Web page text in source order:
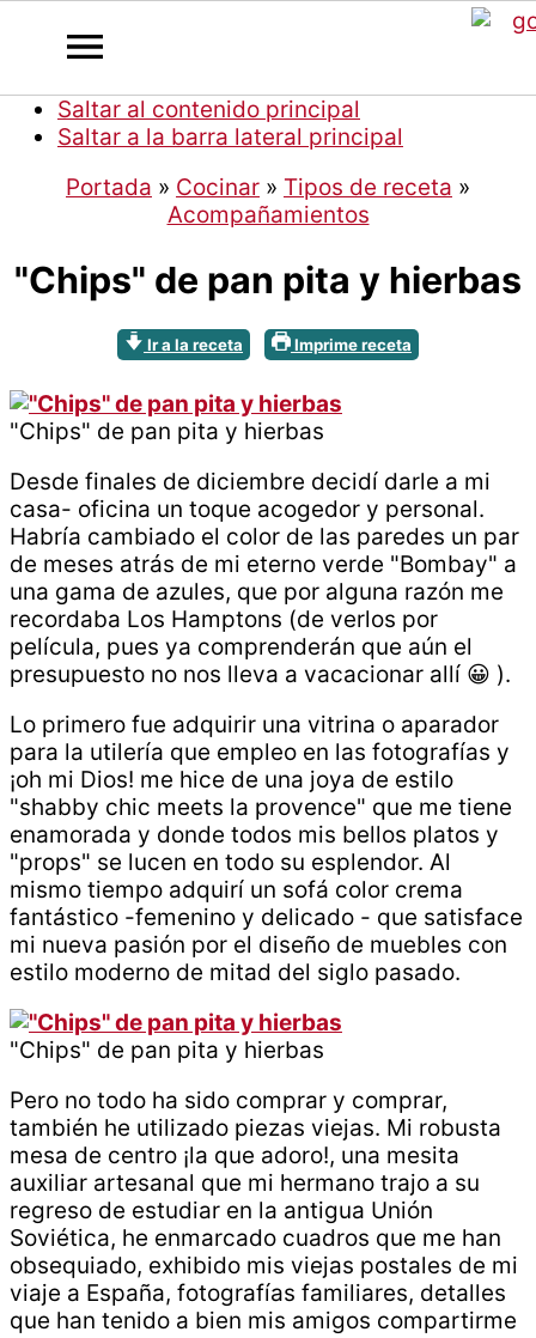
Saltar al contenido principal
Saltar a la barra lateral principal
Portada » Cocinar » Tipos de receta »
Acompañamientos
"Chips" de pan pita y hierbas
Ir a la receta Imprime receta
"Chips" de pan pita y hierbas
Desde finales de diciembre decidí darle a mi
casa- oficina un toque acogedor y personal.
Habría cambiado el color de las paredes un par
de meses atrás de mi eterno verde "Bombay" a
una gama de azules, que por alguna razón me
recordaba Los Hamptons (de verlos por
película, pues ya comprenderán que aún el
presupuesto no nos lleva a vacacionar allí 😀 ).
Lo primero fue adquirir una vitrina o aparador
para la utilería que empleo en las fotografías y
¡oh mi Dios! me hice de una joya de estilo
"shabby chic meets la provence" que me tiene
enamorada y donde todos mis bellos platos y
"props" se lucen en todo su esplendor. Al
mismo tiempo adquirí un sofá color crema
fantástico -femenino y delicado - que satisface
mi nueva pasión por el diseño de muebles con
estilo moderno de mitad del siglo pasado.
"Chips" de pan pita y hierbas
Pero no todo ha sido comprar y comprar,
también he utilizado piezas viejas. Mi robusta
mesa de centro ¡la que adoro!, una mesita
auxiliar artesanal que mi hermano trajo a su
regreso de estudiar en la antigua Unión
Soviética, he enmarcado cuadros que me han
obsequiado, exhibido mis viejas postales de mi
viaje a España, fotografías familiares, detalles
que han tenido a bien mis amigos compartirme